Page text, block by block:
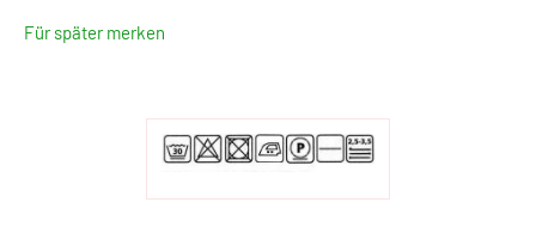
Für später merken